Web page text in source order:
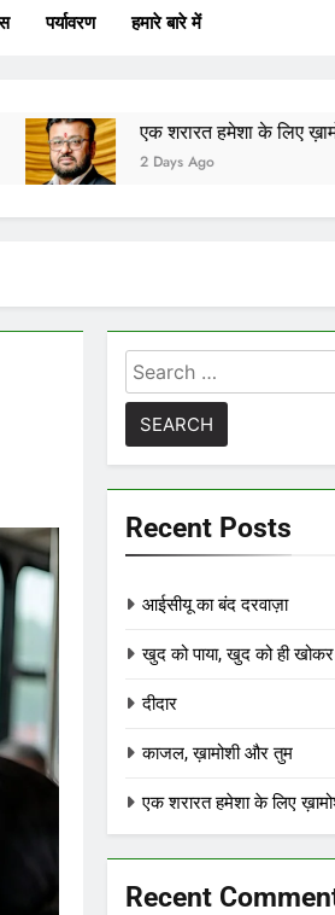
पर्यावरण हमारे बारे में
एक शरारत हमेशा के लिए ख़ामोश हो गई
2 Days Ago
Search
for:
Recent Posts
आईसीयू का बंद दरवाज़ा
खुद को पाया, खुद को ही खोकर
दीदार
काजल, ख़ामोशी और तुम
एक शरारत हमेशा के लिए
Recent